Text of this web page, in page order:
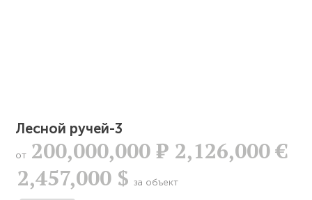
Лесной ручей-3
от 200,000,000Р 2,126,000 €
2,457,000 $ за объект